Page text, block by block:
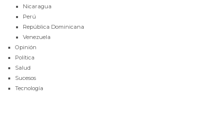
Nicaragua
Perú
República Dominicana
Venezuela
Opinión
Política
Salud
Sucesos
Tecnología